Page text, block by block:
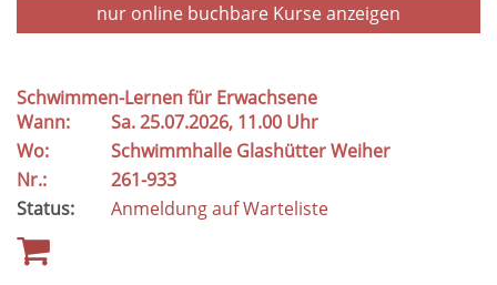
nur online buchbare Kurse anzeigen
Schwimmen-Lernen für Erwachsene
Wann:
Sa.25.07.2026, 11.00 Uhr
Wo:
Schwimmhalle Glashütter Weiher
Nr.:
261-933
Status:
Anmeldung auf Warteliste